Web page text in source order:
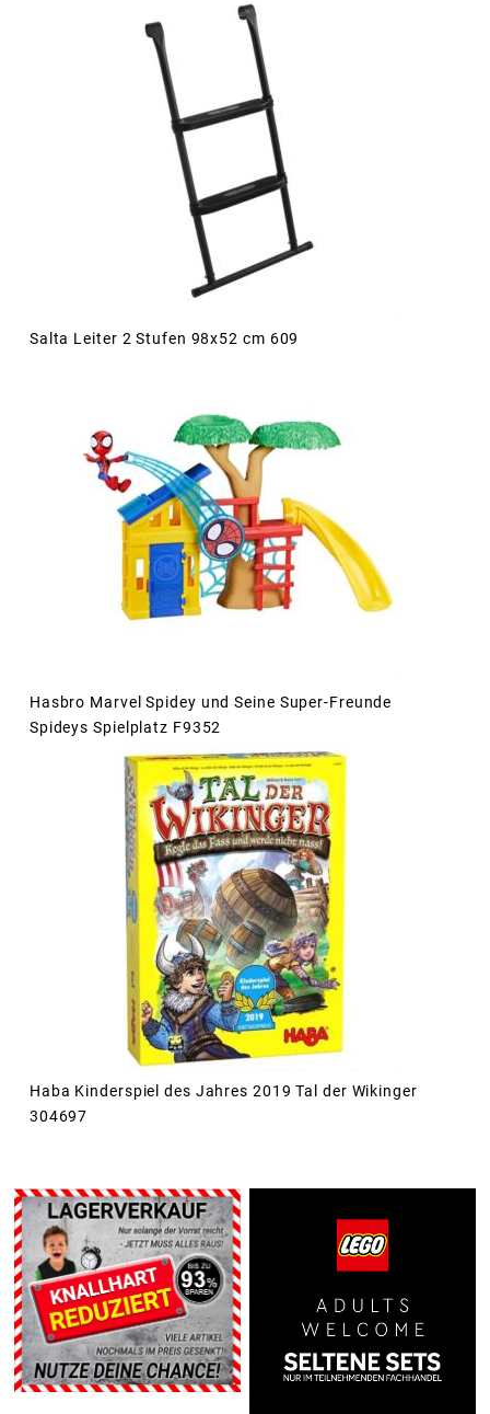
Salta Leiter 2 Stufen 98x52 cm 609
Hasbro Marvel Spidey und Seine Super-Freunde
Spideys Spielplatz F9352
Haba Kinderspiel des Jahres 2019 Tal der Wikinger
304697